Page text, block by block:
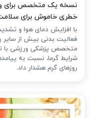
نسخه یک متخصص برای
خطری خاموش برای
با افزایش دمای هوا و
فعالیت بدنی بیش از سایر
متخصص پزشکی ورزشی با
شرایط گرما، نسبت به
روزهای گرم هشدار داد.